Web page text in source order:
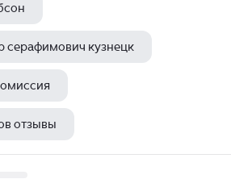
серафимович кузнецк
отзывы